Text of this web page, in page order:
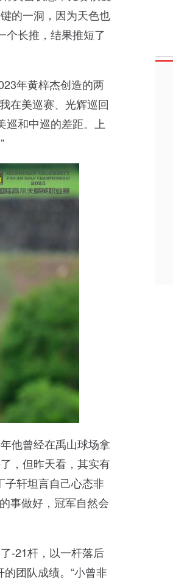
的一洞，因为天色也
个长推，结果推短了
年黄梓杰创造的两
在美巡赛、光辉巡回
巡和中巡的差距。上
他曾经在禹山球场拿
，但昨天看，其实有
子轩坦言自己心态非
事做好，冠军自然会
-21杆，以一杆落后
团队成绩。“小曾非